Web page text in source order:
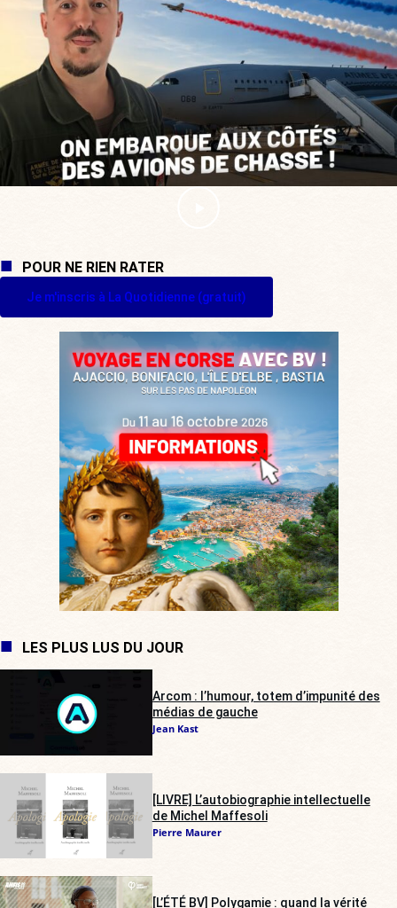
POUR NE RIEN RATER
Je m'inscris à La Quotidienne (gratuit)
LES PLUS LUS DU JOUR
Arcom : l’humour, totem d’impunité des
médias de gauche
Jean Kast
[LIVRE] L’autobiographie intellectuelle
de Michel Maffesoli
Pierre Maurer
[L’ÉTÉ BV] Polygamie : quand la vérité